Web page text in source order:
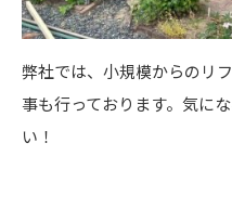
弊社では、小規模からのリ
事も行っております。気に
い！